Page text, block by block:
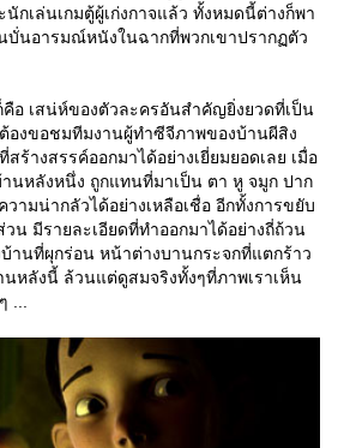
กเล่นเกมตู้ผู้เก่งกาจแล้ว ทั้งหมดนี้ต่างก็พา
บั่นอารมณ์หนังในฉากที่พวกเขาปรากฏตัว
อ เสน่ห์ของตัวละครอันสำคัญยิ่งยวดที่เป็น
องขอชมทีมงานผู้ทำซีจีภาพของบ้านผีสิง
ร้างสรรค์ออกมาได้อย่างเยี่ยมยอดเลย เมื่อ
นหลังหนึ่ง ถูกแทนที่มาเป็น ตา หู จมูก ปาก
มน่ากลัวได้อย่างเหลือเชื่อ อีกทั้งการขยับ
น มีรายละเอียดที่ทำออกมาได้อย่างถี่ถ้วน
านที่ผุกร่อน หน้าต่างบานกระจกที่แตกร้าว
หลังนี้ ล้วนแต่ดูสมจริงทั้งๆที่ภาพเราเห็น
...